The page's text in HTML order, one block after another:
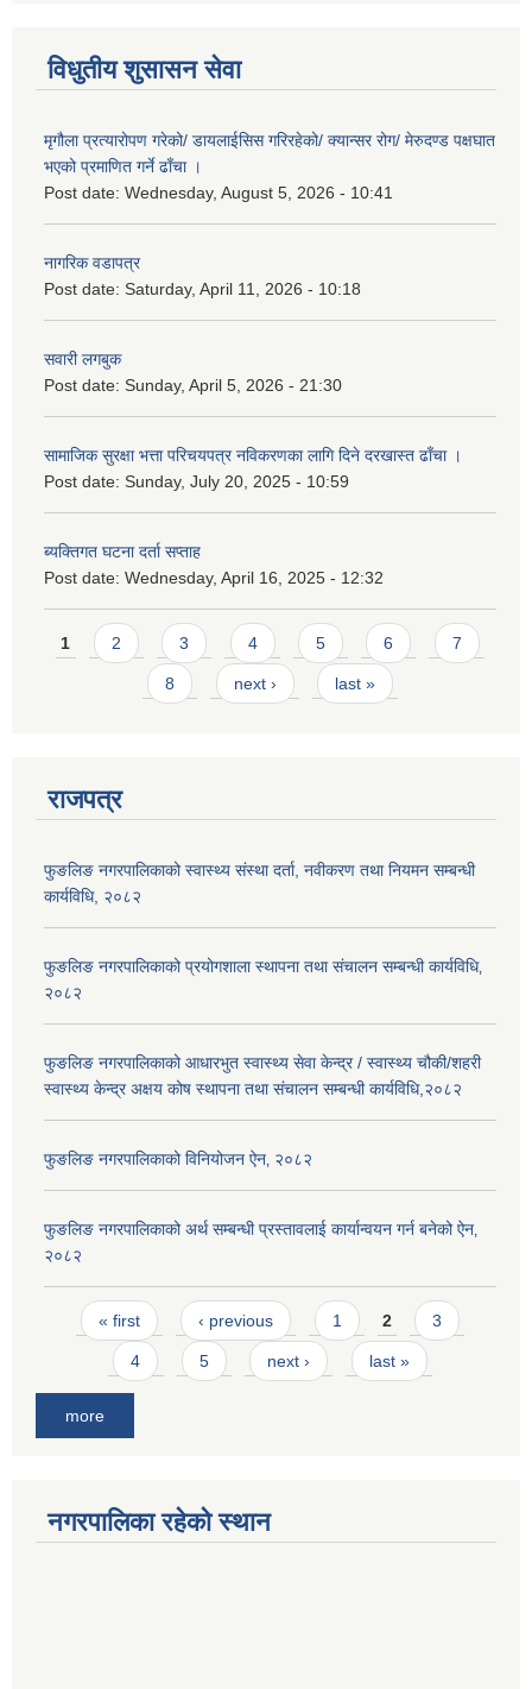
विधुतीय शुसासन सेवा
मृगौला प्रत्यारोपण गरेको/ डायलाईसिस गरिरहेको/ क्यान्सर रोग/ मेरुदण्ड पक्षघात
भएको प्रमाणित गर्ने ढाँचा ।
Post date: Wednesday, August 5, 2026 - 10:41
नागरिक वडापत्र
Post date: Saturday, April 11, 2026 - 10:18
सवारी लगबुक
Post date: Sunday, April 5, 2026 - 21:30
सामाजिक सुरक्षा भत्ता परिचयपत्र नविकरणका लागि दिने दरखास्त ढाँचा ।
Post date: Sunday, July 20, 2025 - 10:59
ब्यक्तिगत घटना दर्ता सप्ताह
Post date: Wednesday, April 16, 2025 - 12:32
Pages
1 2 3 4 5 6 7
8 next › last »
राजपत्र
फुङलिङ नगरपालिकाको स्वास्थ्य संस्था दर्ता, नवीकरण तथा नियमन सम्बन्धी
कार्यविधि, २०८२
फुङलिङ नगरपालिकाको प्रयोगशाला स्थापना तथा संचालन सम्बन्धी कार्यविधि‚
२०८२
फुङलिङ नगरपालिकाको आधारभुत स्वास्थ्य सेवा केन्द्र / स्वास्थ्य चौकी/शहरी
स्वास्थ्य केन्द्र अक्षय कोष स्थापना तथा संचालन सम्बन्धी कार्यविधि,२०८२
फुङलिङ नगरपालिकाको विनियोजन ऐन‚ २०८२
फुङलिङ नगरपालिकाको अर्थ सम्बन्धी प्रस्तावलाई कार्यान्वयन गर्न बनेको ऐन‚
२०८२
Pages
« first ‹ previous 1 2 3
4 5 next › last »
more
नगरपालिका रहेको स्थान